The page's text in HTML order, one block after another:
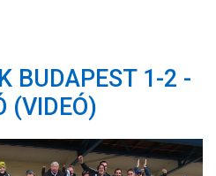
WEBSHOP
STADION
KAPCSOLAT
BUDAPEST 1-2 -
(VIDEÓ)